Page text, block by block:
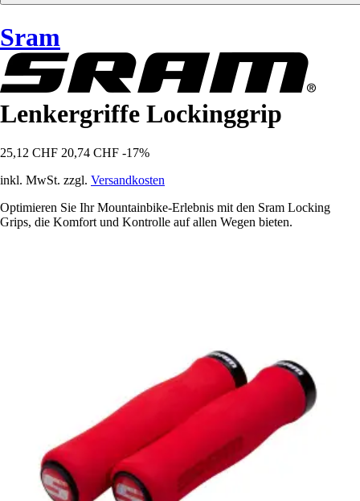
Sram
Lenkergriffe Lockinggrip
25,12 CHF 20,74 CHF -17%
inkl. MwSt. zzgl. Versandkosten
Optimieren Sie Ihr Mountainbike-Erlebnis mit den Sram Locking
Grips, die Komfort und Kontrolle auf allen Wegen bieten.